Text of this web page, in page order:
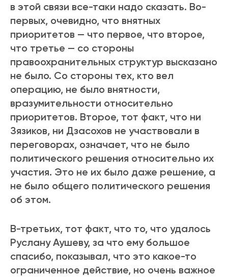
в этой связи все-таки надо сказать. Во-
первых, очевидно, что внятных
приоритетов — что первое, что второе,
что третье — со стороны
правоохранительных структур высказано
не было. Со стороны тех, кто вел
операцию, не было внятности,
вразумительности относительно
приоритетов. Второе, тот факт, что ни
Зязиков, ни Дзасохов не участвовали в
переговорах, означает, что не было
политического решения относительно их
участия. Это не их было даже решение, а
не было общего политического решения
об этом.
В-третьих, тот факт, что то, что удалось
Руслану Аушеву, за что ему большое
спасибо, показывал, что это какое-то
ограниченное действие, но очень важное